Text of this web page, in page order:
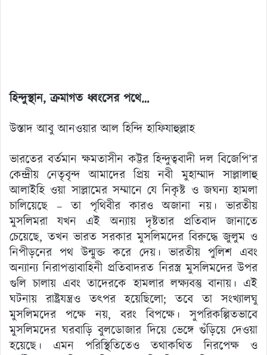
হিন্দুস্থান,ক্রমাগত ধ্বংসের পথে…
উস্তাদ আবু আনওয়ার আল হিন্দি হাফিযাহুল্লাহ
ভারতের বর্তমান ক্ষমতাসীন কট্টর হিন্দুত্ববাদী দল বিজেপি’র
কেন্দ্রীয় নেতৃবৃন্দ আমাদের প্রিয় নবী মুহাম্মাদ সাল্লালাহু
আলাইহি ওয়া সাল্লামের সম্মানে যে নিকৃষ্ট ও জঘন্য হামলা
চালিয়েছে – তা পৃথিবীর কারও অজানা নয়। ভারতীয়
মুসলিমরা যখন এই অন্যায় দৃষ্টতার প্রতিবাদ জানাতে
চেয়েছে, তখন ভারত সরকার মুসলিমদের বিরুদ্ধে জুলুম ও
নিপীড়নের পথ উন্মুক্ত করে দেয়। ভারতীয় পুলিশ এবং
অন্যান্য নিরাপত্তাবাহিনী প্রতিবাদরত নিরস্ত্র মুসলিমদের উপর
গুলি চালায় এবং তাদেরকে হামলার লক্ষ্যবস্তু বানায়। এই
ঘটনায় রাষ্ট্রযন্ত্রও তৎপর হয়েছিলো; তবে তা সংখ্যালঘু
মুসলিমদের পক্ষে নয়, বরং বিপক্ষে। সুপরিকল্পিতভাবে
মুসলিমদের ঘরবাড়ি বুলডোজার দিয়ে ভেঙ্গে গুঁড়িয়ে দেওয়া
হয়েছে। এমন পরিস্থিতিতেও তথাকথিত নিরপেক্ষ ও